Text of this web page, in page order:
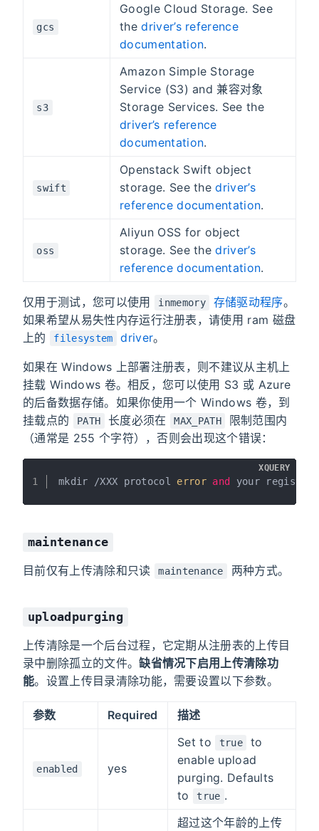
gcs
Google Cloud Storage. See
thedriver’s reference
documentation.
s3
Amazon Simple Storage
Service (S3) and 兼容对象
Storage Services. See the
driver’s reference
documentation.
swift
Openstack Swift object
storage. See thedriver’s
reference documentation.
oss
Aliyun OSS for object
storage. See thedriver’s
reference documentation.
仅用于测试，您可以使用 inmemory 存储驱动程序。
如果希望从易失性内存运行注册表，请使用 ram 磁盘
上的
filesystem driver。
如果在 Windows 上部署注册表，则不建议从主机上
挂载 Windows 卷。相反，您可以使用 S3 或 Azure
的后备数据存储。如果你使用一个 Windows 卷，到
挂载点的
PATH 长度必须在 MAX_PATH
限制范围内
（通常是 255 个字符），否则会出现这个错误：
1 mkdir /XXX protocol error and your
XQUERY
maintenance
目前仅有上传清除和只读
maintenance 两种方式。
uploadpurging
上传清除是一个后台过程，它定期从注册表的上传目
录中删除孤立的文件。缺省情况下启用上传清除功
能。设置上传目录清除功能，需要设置以下参数。
参数 Required 描述
enabled yes
Set to true
to
enable upload
purging. Defaults
to
true .
超过这个年龄的上传